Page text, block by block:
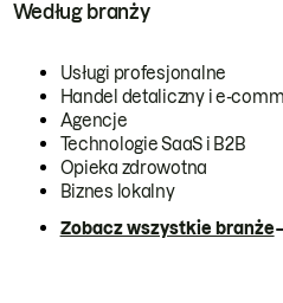
Według branży
Usługi profesjonalne
Handel detaliczny i e-
Agencje
Technologie SaaS i B2B
Opieka zdrowotna
Biznes lokalny
Zobacz wszystkie branże